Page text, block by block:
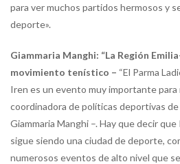
para ver muchos partidos hermosos y
deporte».
Giammaria Manghi: “La Región
movimiento tenístico – “El Parma
Iren es un evento muy importante
coordinadora de políticas deportivas de
Giammaria Manghi –. Hay que decir
sigue siendo una ciudad de deporte,
numerosos eventos de alto nivel que